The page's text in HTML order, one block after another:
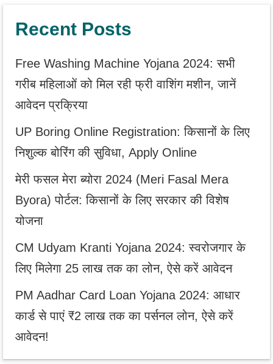
Recent Posts
Free Washing Machine Yojana 2024: सभी
गरीब महिलाओं को मिल रही फ्री वाशिंग मशीन, जानें
आवेदन प्रक्रिया
UP Boring Online Registration: किसानों के लिए
निशुल्क बोरिंग की सुविधा, Apply Online
मेरी फसल मेरा ब्योरा 2024 (Meri Fasal Mera
Byora) पोर्टल: किसानों के लिए सरकार की विशेष
योजना
CM Udyam Kranti Yojana 2024: स्वरोजगार के
लिए मिलेगा 25 लाख तक का लोन, ऐसे करें आवेदन
PM Aadhar Card Loan Yojana 2024: आधार
कार्ड से पाएं ₹2 लाख तक का पर्सनल लोन, ऐसे करें
आवेदन!